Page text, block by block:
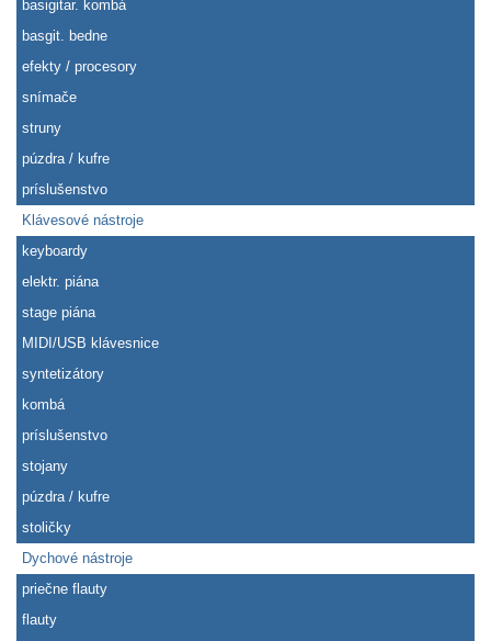
basigitar. kombá
basgit. bedne
efekty / procesory
snímače
struny
púzdra / kufre
príslušenstvo
Klávesové nástroje
keyboardy
elektr. piána
stage piána
MIDI/USB klávesnice
syntetizátory
kombá
príslušenstvo
stojany
púzdra / kufre
stoličky
Dychové nástroje
priečne flauty
flauty